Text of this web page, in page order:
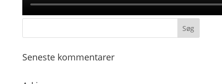
Seneste kommentarer